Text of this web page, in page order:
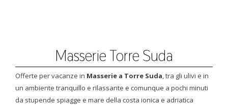
Masserie Torre Suda
Offerte per vacanze in Masserie a Torre Suda, tra gli ulivi e in
un ambiente tranquillo e rilassante e comunque a pochi minuti
da stupende spiagge e mare della costa ionica e adriatica